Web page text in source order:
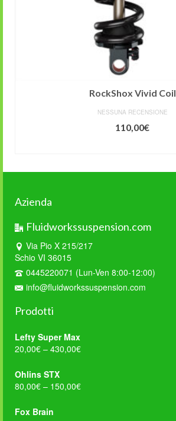
RockShox Vivid Coil
NESSUNA RECENSIONE
110,00€
Azienda
Fluidworkssuspension.com
Via Pio X 215/217
Schio VI 36015
0445220071 (Lun-Ven 8:00-12:00)
info@fluidworkssuspension.com
Prodotti
Lefty Super Max
20,00€ – 430,00€
Ohlins STX
80,00€ – 150,00€
Fox Brain